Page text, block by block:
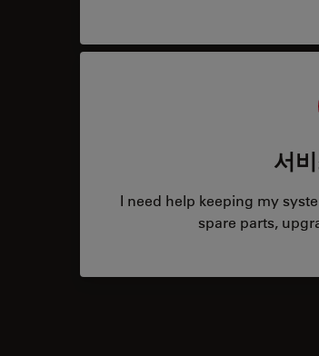
서
I need help keeping my
spare parts,